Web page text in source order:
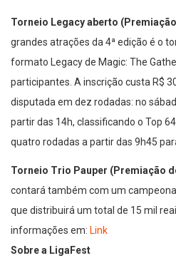
Torneio Legacy aberto (Premiação
grandes atrações da 4ª edição é o
formato Legacy de Magic: The
participantes. A inscrição custa R$
disputada em dez rodadas: no
partir das 14h, classificando o Top
quatro rodadas a partir das 9h45
Torneio Trio Pauper (Premiação
contará também com um
que distribuirá um total de 15 mil
informações em: Link
Sobre a LigaFest